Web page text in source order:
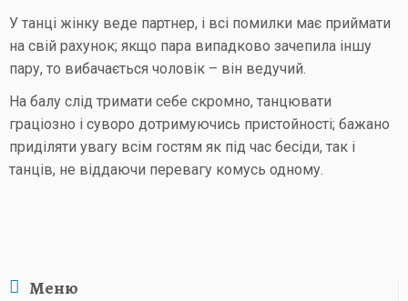
У танці жінку веде партнер, і всі помилки має приймати
на свій рахунок; якщо пара випадково зачепила іншу
пару, то вибачається чоловік – він ведучий.
На балу слід тримати себе скромно, танцювати
граціозно і суворо дотримуючись пристойності; бажано
приділяти увагу всім гостям як під час бесіди, так і
танців, не віддаючи перевагу комусь одному.
Меню